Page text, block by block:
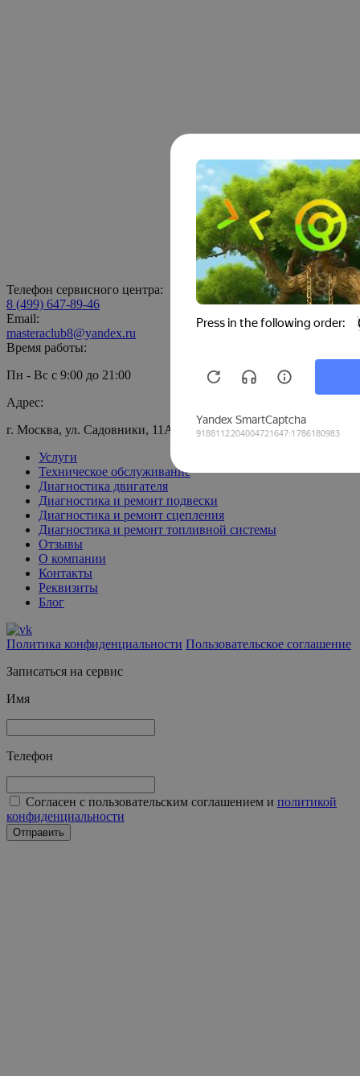
Телефон сервисного центра:
8 (499) 647-89-46
Email:
masteraclub8@yandex.ru
Время работы:
Пн - Вс с 9:00 до 21:00
Адрес:
г. Москва, ул. Садовники, 11А
Услуги
Техническое обслуживание
Диагностика двигателя
Диагностика и ремонт подвески
Диагностика и ремонт сцепления
Диагностика и ремонт топливной системы
Отзывы
О компании
Контакты
Реквизиты
Блог
Политика конфиденциальности Пользовательское соглашение
Записаться на сервис
Имя
Телефон
Согласен с пользовательским соглашением и политикой
конфиденциальности
Отправить